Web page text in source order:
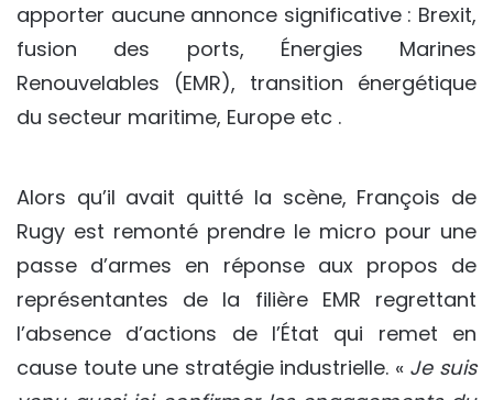
apporter aucune annonce significative : Brexit,
fusion des ports, Énergies Marines
Renouvelables (EMR), transition énergétique
du secteur maritime, Europe etc .
Alors qu’il avait quitté la scène, François de
Rugy est remonté prendre le micro pour une
passe d’armes en réponse aux propos de
représentantes de la filière EMR regrettant
l’absence d’actions de l’État qui remet en
cause toute une stratégie industrielle. « Je suis